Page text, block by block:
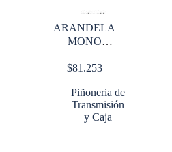
ARANDELA
MONO
$81.253
Piñoneria de
Transmisión
y Caja